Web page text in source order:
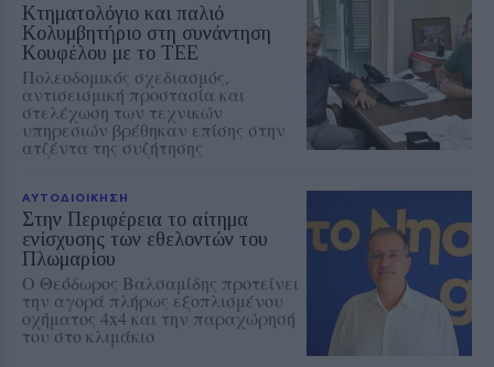
Κτηματολόγιο και παλιό
Κολυμβητήριο στη συνάντηση
Κουφέλου με το ΤΕΕ
Πολεοδομικός σχεδιασμός,
αντισεισμική προστασία και
στελέχωση των τεχνικών
υπηρεσιών βρέθηκαν επίσης στην
ατζέντα της συζήτησης
ΑΥΤΟΔΙΟΙΚΗΣΗ
Στην Περιφέρεια το αίτημα
ενίσχυσης των εθελοντών του
Πλωμαρίου
Ο Θεόδωρος Βαλσαμίδης προτείνει
την αγορά πλήρως εξοπλισμένου
οχήματος 4x4 και την παραχώρησή
του στο κλιμάκιο